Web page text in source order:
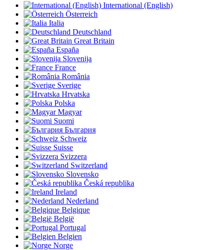
International (English)
Österreich
Italia
Deutschland
Great Britain
España
Slovenija
France
România
Sverige
Hrvatska
Polska
Magyar
Suomi
България
Schweiz
Suisse
Svizzera
Switzerland
Slovensko
Česká republika
Ireland
Nederland
Belgique
België
Portugal
Belgien
Norge